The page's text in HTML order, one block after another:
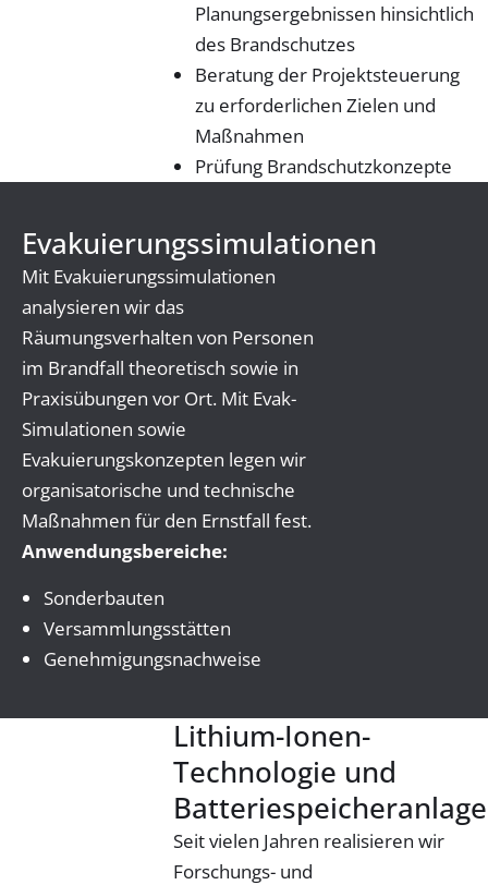
Planungsergebnissen hinsichtlich
des Brandschutzes
Beratung der Projektsteuerung
zu erforderlichen Zielen und
Maßnahmen
Prüfung Brandschutzkonzepte
Evakuierungssimulationen
Mit Evakuierungssimulationen
analysieren wir das
Räumungsverhalten von Personen
im Brandfall theoretisch sowie in
Praxisübungen vor Ort. Mit Evak-
Simulationen sowie
Evakuierungskonzepten legen wir
organisatorische und technische
Maßnahmen für den Ernstfall fest.
Anwendungsbereiche:
Sonderbauten
Versammlungsstätten
Genehmigungsnachweise
Lithium-Ionen-
Technologie und
Seit vielen Jahren realisieren wir
Forschungs- und